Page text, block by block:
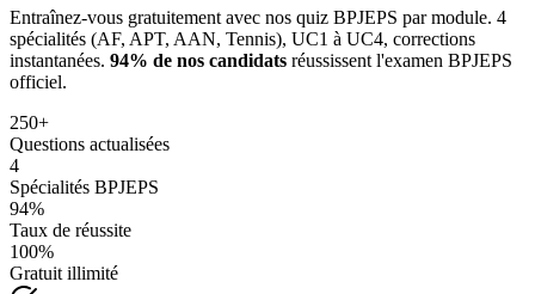
Entraînez-vous gratuitement avec nos quiz BPJEPS par module. 4
spécialités (AF, APT, AAN, Tennis), UC1 à UC4, corrections
instantanées. 94% de nos candidats réussissent l'examen BPJEPS
officiel.
250+
Questions actualisées
4
Spécialités BPJEPS
94%
Taux de réussite
100%
Gratuit illimité